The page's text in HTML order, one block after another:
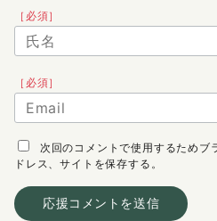
［必須］
［必須］
次回のコメントで使用するためブ
ドレス、サイトを保存する。